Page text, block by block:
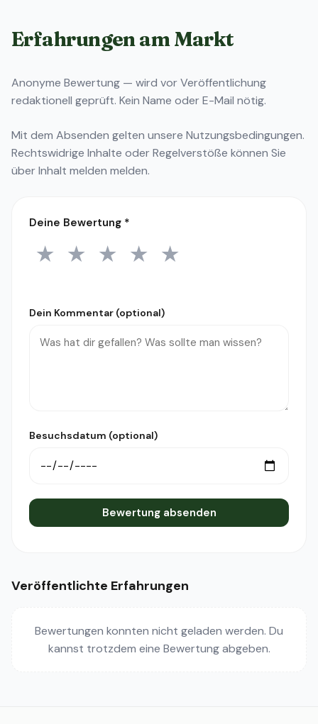
Erfahrungen am Markt
Anonyme Bewertung — wird vor Veröffentlichung
redaktionell geprüft. Kein Name oder E-Mail nötig.
Mit dem Absenden gelten unsere Nutzungsbedingungen.
Rechtswidrige Inhalte oder Regelverstöße können Sie
überInhalt melden melden.
Deine Bewertung *
1 Stern
★ 2 Sterne
★ 3 Sterne
★ 4 Sterne
★ 5 Sterne
★
Dein Kommentar (optional)
Besuchsdatum (optional)
Bewertung absenden
Veröffentlichte Erfahrungen
Bewertungen konnten nicht geladen werden. Du
kannst trotzdem eine Bewertung abgeben.